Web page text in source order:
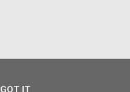
GOT IT